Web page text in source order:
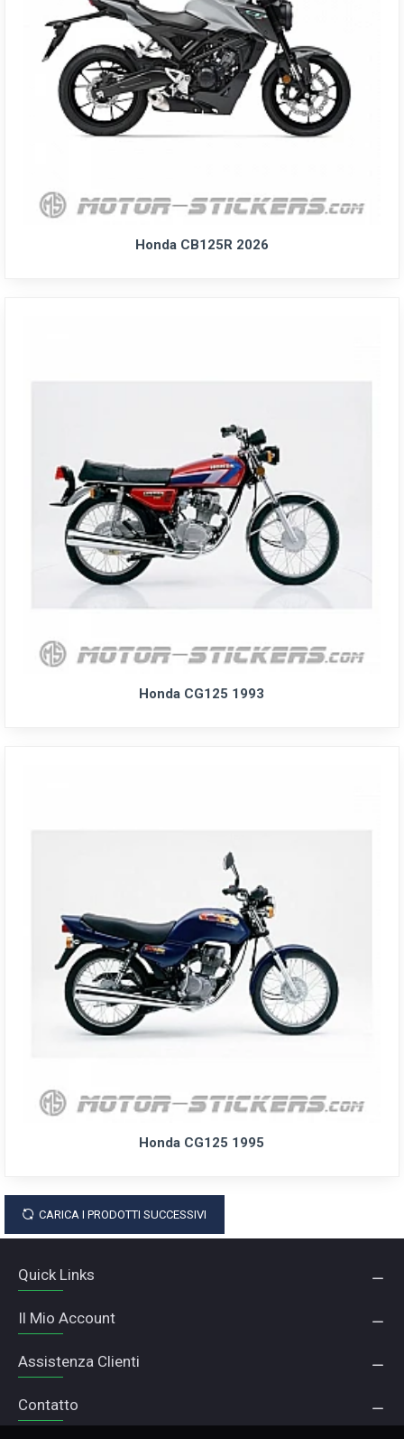
Honda CB125R 2026
Honda CG125 1993
Honda CG125 1995
CARICA I PRODOTTI SUCCESSIVI
Quick Links
Il Mio Account
Assistenza Clienti
Contatto